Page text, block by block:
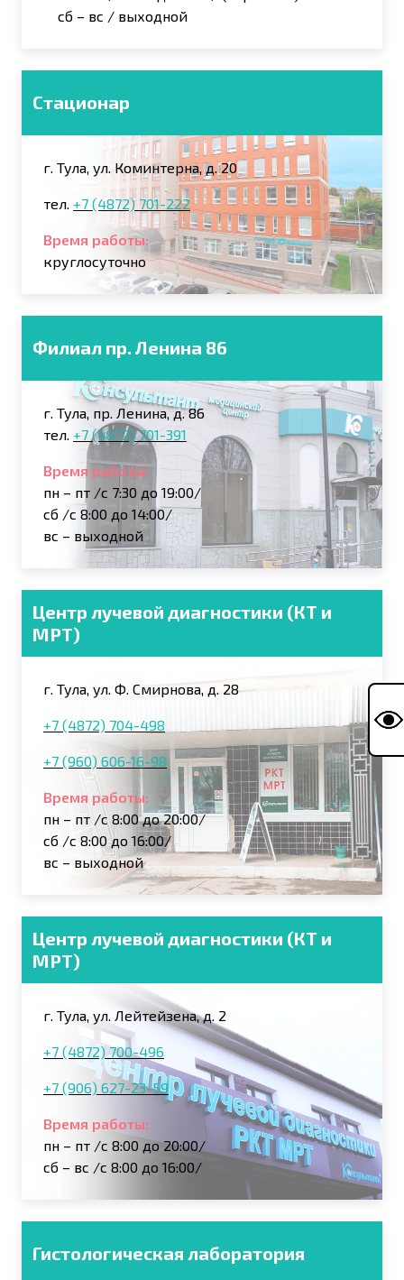
сб – вс / выходной
Стационар
г. Тула, ул. Коминтерна, д. 20
тел. +7 (4872) 701-222
Время работы:
круглосуточно
Филиал пр. Ленина 86
г. Тула, пр. Ленина, д. 86
тел. +7 (4872) 701-391
Время работы:
пн – пт /с 7:30 до 19:00/
сб /с 8:00 до 14:00/
вс – выходной
Центр лучевой диагностики (КТ и
МРТ)
г. Тула, ул. Ф. Смирнова, д. 28
+7 (4872) 704-498
+7 (960) 606-16-98
Время работы:
пн – пт /с 8:00 до 20:00/
сб /с 8:00 до 16:00/
вс – выходной
Центр лучевой диагностики (КТ и
МРТ)
г. Тула, ул. Лейтейзена, д. 2
+7 (4872) 700-496
+7 (906) 627-23-59
Время работы:
пн – пт /с 8:00 до 20:00/
сб – вс /с 8:00 до 16:00/
Гистологическая лаборатория